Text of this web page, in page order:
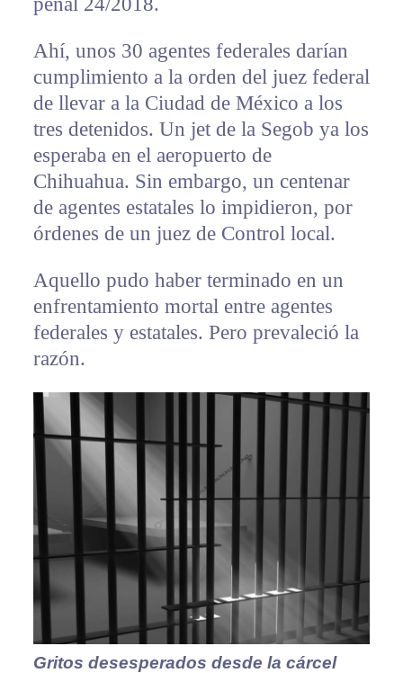
Ahí, unos 30 agentes federales darían
cumplimiento a la orden del juez federal
de llevar a la Ciudad de México a los
tres detenidos. Un jet de la Segob ya los
esperaba en el aeropuerto de
Chihuahua. Sin embargo, un centenar
de agentes estatales lo impidieron, por
órdenes de un juez de Control local.
Aquello pudo haber terminado en un
enfrentamiento mortal entre agentes
federales y estatales. Pero prevaleció la
razón.
Gritos desesperados desde la cárcel